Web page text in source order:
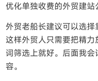
优化单独收费的外贸建站
外贸老船长建议可以选择
这样外贸人只需要把精
词筛选上就好。后面我
容。